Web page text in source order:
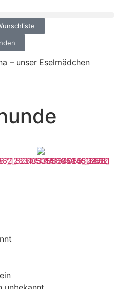
– unser Eselmädchen